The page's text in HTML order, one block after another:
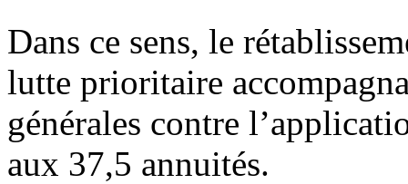
Dans ce sens, le
lutte prioritaire
générales contre
aux 37,5 annuités.